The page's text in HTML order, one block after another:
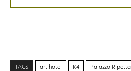
TAGS art hotel K4 Palazzo Ripetta